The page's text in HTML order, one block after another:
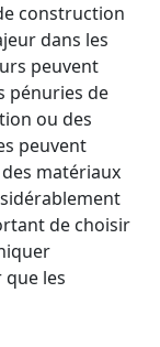
construction
dans les
peuvent
pénuries de
ou des
peuvent
matériaux
de choisir
les